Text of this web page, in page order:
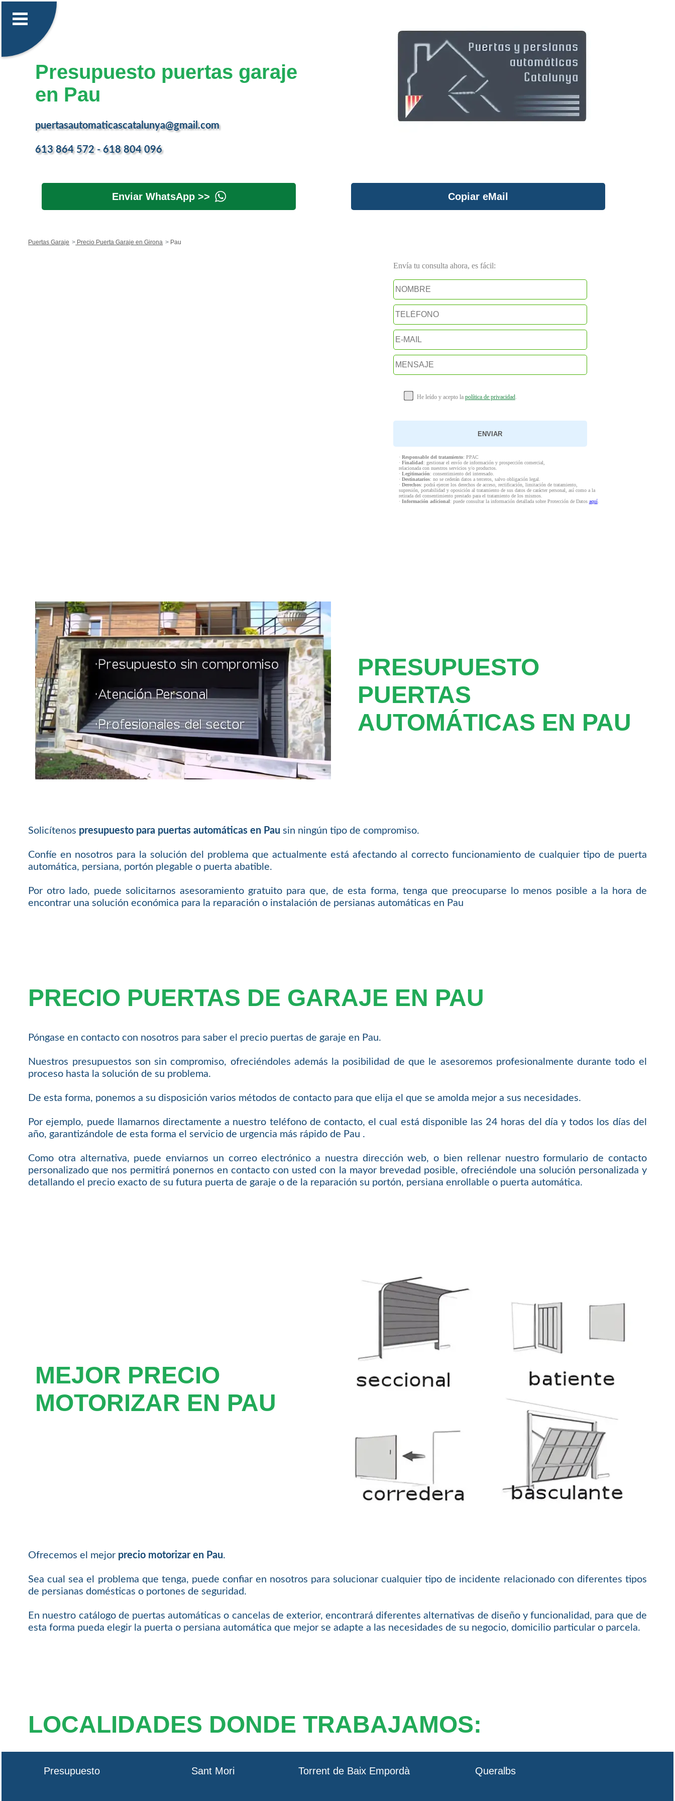
Presupuesto puertas garaje
en Pau
puertasautomaticascatalunya@gmail.com
613 864 572 - 618 804 096
Enviar WhatsApp >> Copiar eMail
Puertas Garaje Precio Puerta Garaje en Girona Pau
Envía tu consulta ahora, es fácil:
He leído y acepto la política de privacidad.
· Responsable del tratamiento: PPAC
· Finalidad: gestionar el envío de información y prospección comercial,
relacionada con nuestros servicios y/o productos.
· Legitimación: consentimiento del interesado.
· Destinatarios: no se cederán datos a terceros, salvo obligación legal.
· Derechos: podrá ejercer los derechos de acceso, rectificación, limitación de tratamiento,
supresión, portabilidad y oposición al tratamiento de sus datos de carácter personal, así como a la
retirada del consentimiento prestado para el tratamiento de los mismos.
· Información adicional: puede consultar la información detallada sobre Protección de Datos aquí.
PRESUPUESTO
PUERTAS
AUTOMÁTICAS EN PAU
Solicítenos presupuesto para puertas automáticas en Pau sin ningún tipo de compromiso.
Confíe en nosotros para la solución del problema que actualmente está afectando al correcto funcionamiento de cualquier tipo de puerta
automática, persiana, portón plegable o puerta abatible.
Por otro lado, puede solicitarnos asesoramiento gratuito para que, de esta forma, tenga que preocuparse lo menos posible a la hora de
encontrar una solución económica para la reparación o instalación de persianas automáticas en Pau
PRECIO PUERTAS DE GARAJE EN PAU
Póngase en contacto con nosotros para saber el precio puertas de garaje en Pau.
Nuestros presupuestos son sin compromiso, ofreciéndoles además la posibilidad de que le asesoremos profesionalmente durante todo el
proceso hasta la solución de su problema.
De esta forma, ponemos a su disposición varios métodos de contacto para que elija el que se amolda mejor a sus necesidades.
Por ejemplo, puede llamarnos directamente a nuestro teléfono de contacto, el cual está disponible las 24 horas del día y todos los días del
año, garantizándole de esta forma el servicio de urgencia más rápido de Pau .
Como otra alternativa, puede enviarnos un correo electrónico a nuestra dirección web, o bien rellenar nuestro formulario de contacto
personalizado que nos permitirá ponernos en contacto con usted con la mayor brevedad posible, ofreciéndole una solución personalizada y
detallando el precio exacto de su futura puerta de garaje o de la reparación su portón, persiana enrollable o puerta automática.
MEJOR PRECIO
MOTORIZAR EN PAU
Ofrecemos el mejor precio motorizar en Pau.
Sea cual sea el problema que tenga, puede confiar en nosotros para solucionar cualquier tipo de incidente relacionado con diferentes tipos
de persianas domésticas o portones de seguridad.
En nuestro catálogo de puertas automáticas o cancelas de exterior, encontrará diferentes alternativas de diseño y funcionalidad, para que de
esta forma pueda elegir la puerta o persiana automática que mejor se adapte a las necesidades de su negocio, domicilio particular o parcela.
LOCALIDADES DONDE TRABAJAMOS:
Presupuesto Sant Mori Torrent de Baix Empordà Queralbs